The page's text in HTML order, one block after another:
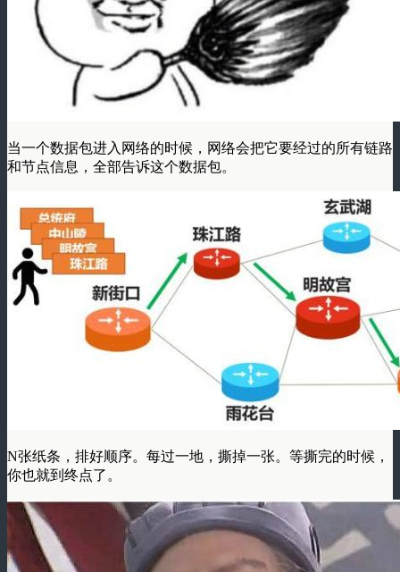
当一个数据包进入网络的时候，网络会把它要经过的所有链路
和节点信息，全部告诉这个数据包。
N张纸条，排好顺序。每过一地，撕掉一张。等撕完的时候，
你也就到终点了。